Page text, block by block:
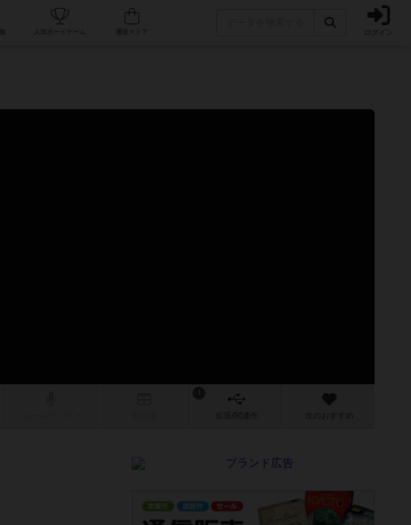
人気ボードゲーム ログイン
作 次のおすすめ